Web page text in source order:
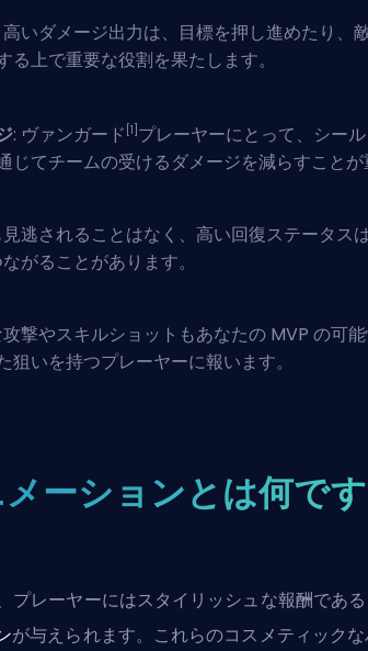
高いダメージ出力は、目標を押し進めたり、
る上で重要な役割を果たします。
: ヴァンガード [1] プレーヤーにとって、シー
じてチームの受けるダメージを減らすこと
逃されることはなく、高い回復ステータス
がることがあります。
攻撃やスキルショットもあなたの MVP の可
狙いを持つプレーヤーに報います。
ーションとは何です
プレーヤーにはスタイリッシュな報酬である
が与えられます。これらのコスメティックな